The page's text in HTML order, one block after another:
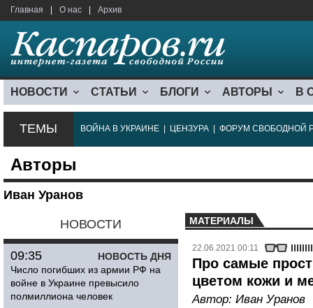
Главная О нас Архив
НОВОСТИ СТАТЬИ БЛОГИ АВТОРЫ В
ТЕМЫ ВОЙНА В УКРАИНЕ ЦЕНЗУРА ФОРУМ СВОБОДНОЙ
Авторы
Иван Уранов
НОВОСТИ
НОВОСТЬ ДНЯ
09:35
Число погибших из армии РФ на
войне в Украине превысило
полмиллиона человек
МАТЕРИАЛЫ
22.06.2021 00:11
Про самые
цветом кожи и
Автор: Иван Уранов